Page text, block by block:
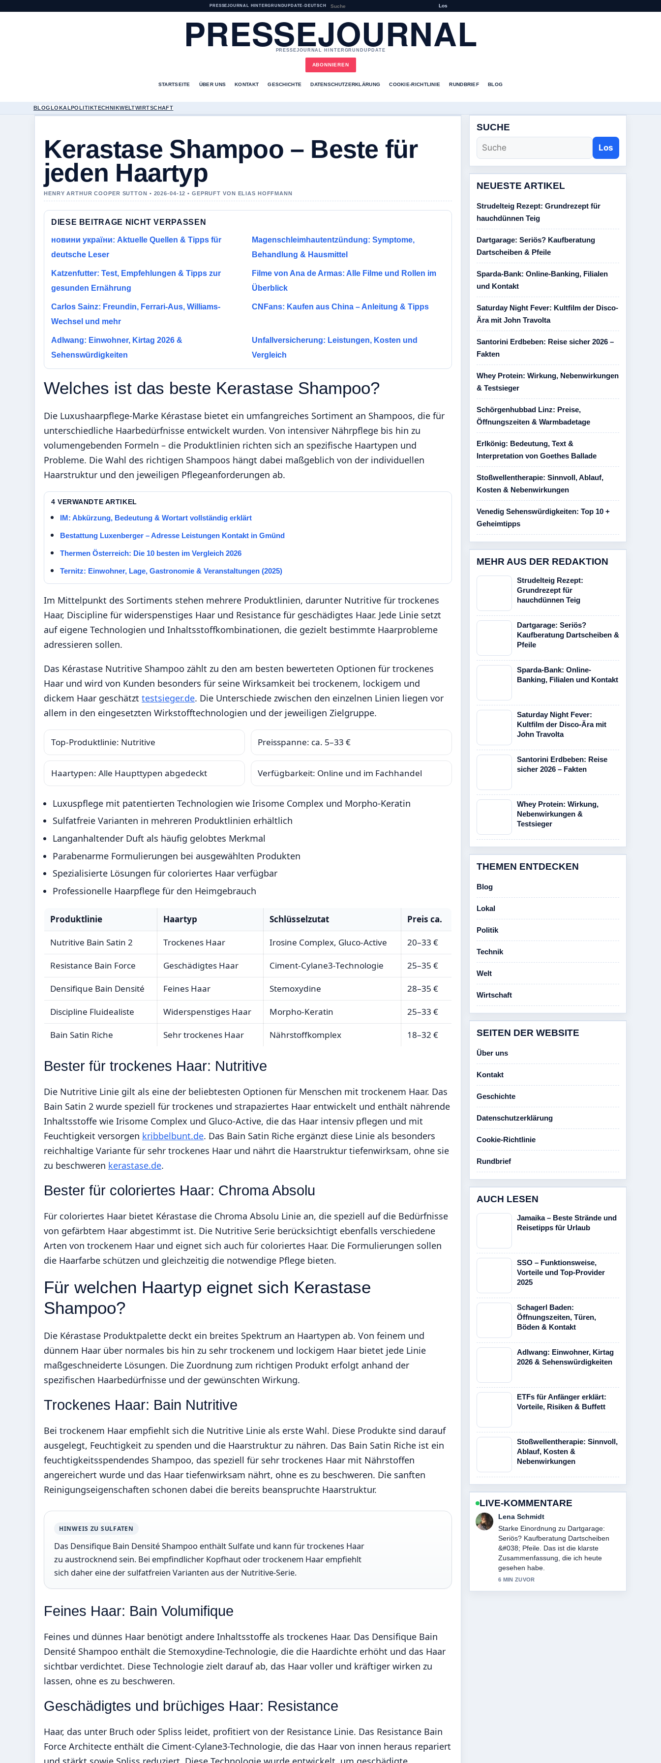
PRESSEJOURNAL HINTERGRUNDUPDATE• DEUTSCH Los
PRESSEJOURNAL
PRESSEJOURNAL HINTERGRUNDUPDATE
ABONNIEREN
STARTSEITE ÜBER UNS KONTAKT GESCHICHTE DATENSCHUTZERKLÄRUNG COOKIE-RICHTLINIE RUNDBRIEF BLOG
BLOGLOKALPOLITIKTECHNIKWELTWIRTSCHAFT
Kerastase Shampoo – Beste für
jeden Haartyp
HENRY ARTHUR COOPER SUTTON • 2026-04-12 • GEPRUFT VON ELIAS HOFFMANN
DIESE BEITRAGE NICHT VERPASSEN
новини україни: Aktuelle Quellen & Tipps für
deutsche Leser
Magenschleimhautentzündung: Symptome,
Behandlung & Hausmittel
Katzenfutter: Test, Empfehlungen & Tipps zur
gesunden Ernährung
Filme von Ana de Armas: Alle Filme und Rollen im
Überblick
Carlos Sainz: Freundin, Ferrari-Aus, Williams-
Wechsel und mehr
CNFans: Kaufen aus China – Anleitung & Tipps
Adlwang: Einwohner, Kirtag 2026 &
Sehenswürdigkeiten
Unfallversicherung: Leistungen, Kosten und
Vergleich
Welches ist das beste Kerastase Shampoo?
Die Luxushaarpflege-Marke Kérastase bietet ein umfangreiches Sortiment an Shampoos, die für
unterschiedliche Haarbedürfnisse entwickelt wurden. Von intensiver Nährpflege bis hin zu
volumengebenden Formeln – die Produktlinien richten sich an spezifische Haartypen und
Probleme. Die Wahl des richtigen Shampoos hängt dabei maßgeblich von der individuellen
Haarstruktur und den jeweiligen Pflegeanforderungen ab.
4 VERWANDTE ARTIKEL
IM: Abkürzung, Bedeutung & Wortart vollständig erklärt
Bestattung Luxenberger – Adresse Leistungen Kontakt in Gmünd
Thermen Österreich: Die 10 besten im Vergleich 2026
Ternitz: Einwohner, Lage, Gastronomie & Veranstaltungen (2025)
Im Mittelpunkt des Sortiments stehen mehrere Produktlinien, darunter Nutritive für trockenes
Haar, Discipline für widerspenstiges Haar und Resistance für geschädigtes Haar. Jede Linie setzt
auf eigene Technologien und Inhaltsstoffkombinationen, die gezielt bestimmte Haarprobleme
adressieren sollen.
Das Kérastase Nutritive Shampoo zählt zu den am besten bewerteten Optionen für trockenes
Haar und wird von Kunden besonders für seine Wirksamkeit bei trockenem, lockigem und
dickem Haar geschätzt testsieger.de. Die Unterschiede zwischen den einzelnen Linien liegen vor
allem in den eingesetzten Wirkstofftechnologien und der jeweiligen Zielgruppe.
Top-Produktlinie: Nutritive Preisspanne: ca. 5–33 €
Haartypen: Alle Haupttypen abgedeckt Verfügbarkeit: Online und im Fachhandel
Luxuspflege mit patentierten Technologien wie Irisome Complex und Morpho-Keratin
Sulfatfreie Varianten in mehreren Produktlinien erhältlich
Langanhaltender Duft als häufig gelobtes Merkmal
Parabenarme Formulierungen bei ausgewählten Produkten
Spezialisierte Lösungen für coloriertes Haar verfügbar
Professionelle Haarpflege für den Heimgebrauch
Produktlinie Haartyp Schlüsselzutat Preis ca.
Nutritive Bain Satin 2 Trockenes Haar Irosine Complex, Gluco-Active 20–33 €
Resistance Bain Force Geschädigtes Haar Ciment-Cylane3-Technologie 25–35 €
Densifique Bain Densité Feines Haar Stemoxydine 28–35 €
Discipline Fluidealiste Widerspenstiges Haar Morpho-Keratin 25–33 €
Bain Satin Riche Sehr trockenes Haar Nährstoffkomplex 18–32 €
Bester für trockenes Haar: Nutritive
Die Nutritive Linie gilt als eine der beliebtesten Optionen für Menschen mit trockenem Haar. Das
Bain Satin 2 wurde speziell für trockenes und strapaziertes Haar entwickelt und enthält nährende
Inhaltsstoffe wie Irisome Complex und Gluco-Active, die das Haar intensiv pflegen und mit
Feuchtigkeit versorgen kribbelbunt.de. Das Bain Satin Riche ergänzt diese Linie als besonders
reichhaltige Variante für sehr trockenes Haar und nährt die Haarstruktur tiefenwirksam, ohne sie
zu beschweren kerastase.de.
Bester für coloriertes Haar: Chroma Absolu
Für coloriertes Haar bietet Kérastase die Chroma Absolu Linie an, die speziell auf die Bedürfnisse
von gefärbtem Haar abgestimmt ist. Die Nutritive Serie berücksichtigt ebenfalls verschiedene
Arten von trockenem Haar und eignet sich auch für coloriertes Haar. Die Formulierungen sollen
die Haarfarbe schützen und gleichzeitig die notwendige Pflege bieten.
Für welchen Haartyp eignet sich Kerastase
Shampoo?
Die Kérastase Produktpalette deckt ein breites Spektrum an Haartypen ab. Von feinem und
dünnem Haar über normales bis hin zu sehr trockenem und lockigem Haar bietet jede Linie
maßgeschneiderte Lösungen. Die Zuordnung zum richtigen Produkt erfolgt anhand der
spezifischen Haarbedürfnisse und der gewünschten Wirkung.
Trockenes Haar: Bain Nutritive
Bei trockenem Haar empfiehlt sich die Nutritive Linie als erste Wahl. Diese Produkte sind darauf
ausgelegt, Feuchtigkeit zu spenden und die Haarstruktur zu nähren. Das Bain Satin Riche ist ein
feuchtigkeitsspendendes Shampoo, das speziell für sehr trockenes Haar mit Nährstoffen
angereichert wurde und das Haar tiefenwirksam nährt, ohne es zu beschweren. Die sanften
Reinigungseigenschaften schonen dabei die bereits beanspruchte Haarstruktur.
HINWEIS ZU SULFATEN
Das Densifique Bain Densité Shampoo enthält Sulfate und kann für trockenes Haar
zu austrocknend sein. Bei empfindlicher Kopfhaut oder trockenem Haar empfiehlt
sich daher eine der sulfatfreien Varianten aus der Nutritive-Serie.
Feines Haar: Bain Volumifique
Feines und dünnes Haar benötigt andere Inhaltsstoffe als trockenes Haar. Das Densifique Bain
Densité Shampoo enthält die Stemoxydine-Technologie, die die Haardichte erhöht und das Haar
sichtbar verdichtet. Diese Technologie zielt darauf ab, das Haar voller und kräftiger wirken zu
lassen, ohne es zu beschweren.
Geschädigtes und brüchiges Haar: Resistance
Haar, das unter Bruch oder Spliss leidet, profitiert von der Resistance Linie. Das Resistance Bain
Force Architecte enthält die Ciment-Cylane3-Technologie, die das Haar von innen heraus repariert
SUCHE
Los
NEUESTE ARTIKEL
Strudelteig Rezept: Grundrezept für
hauchdünnen Teig
Dartgarage: Seriös? Kaufberatung
Dartscheiben & Pfeile
Sparda-Bank: Online-Banking, Filialen
und Kontakt
Saturday Night Fever: Kultfilm der Disco-
Ära mit John Travolta
Santorini Erdbeben: Reise sicher 2026 –
Fakten
Whey Protein: Wirkung, Nebenwirkungen
& Testsieger
Schörgenhubbad Linz: Preise,
Öffnungszeiten & Warmbadetage
Erlkönig: Bedeutung, Text &
Interpretation von Goethes Ballade
Stoßwellentherapie: Sinnvoll, Ablauf,
Kosten & Nebenwirkungen
Venedig Sehenswürdigkeiten: Top 10 +
Geheimtipps
MEHR AUS DER REDAKTION
Strudelteig Rezept:
Grundrezept für
hauchdünnen Teig
Dartgarage: Seriös?
Kaufberatung Dartscheiben &
Pfeile
Sparda-Bank: Online-
Banking, Filialen und Kontakt
Saturday Night Fever:
Kultfilm der Disco-Ära mit
John Travolta
Santorini Erdbeben: Reise
sicher 2026 – Fakten
Whey Protein: Wirkung,
Nebenwirkungen &
Testsieger
THEMEN ENTDECKEN
Blog
Lokal
Politik
Technik
Welt
Wirtschaft
SEITEN DER WEBSITE
Über uns
Kontakt
Geschichte
Datenschutzerklärung
Cookie-Richtlinie
Rundbrief
AUCH LESEN
Jamaika – Beste Strände und
Reisetipps für Urlaub
SSO – Funktionsweise,
Vorteile und Top-Provider
2025
Schagerl Baden:
Öffnungszeiten, Türen,
Böden & Kontakt
Adlwang: Einwohner, Kirtag
2026 & Sehenswürdigkeiten
ETFs für Anfänger erklärt:
Vorteile, Risiken & Buffett
Stoßwellentherapie: Sinnvoll,
Ablauf, Kosten &
Nebenwirkungen
LIVE-KOMMENTARE
Felix Meyer
Verfolge Sparda-Bank: Online-Banking,
Filialen und Kontakt genau – schaetze
den ausgewogenen Ton hier.
8 MIN ZUVOR